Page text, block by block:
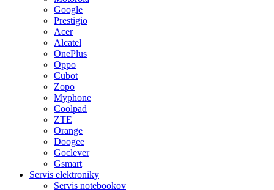
Google
Prestigio
Acer
Alcatel
OnePlus
Oppo
Cubot
Zopo
Myphone
Coolpad
ZTE
Orange
Doogee
Goclever
Gsmart
Servis elektroniky
Servis notebookov